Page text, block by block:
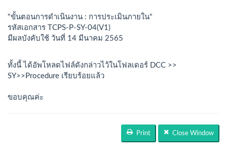
"ขั้นตอนการดำเนินงาน : การประเมินภายใน"
รหัสเอกสาร TCPS-P-SY-04(V1)
มีผลบังคับใช้ วันที่ 14 มีนาคม 2565
ทั้งนี้ ได้อัพโหลดไฟล์ดังกล่าวไว้ในโฟลเดอร์ DCC >>
SY>>Procedure เรียบร้อยแล้ว
ขอบคุณค่ะ
Print Close Window